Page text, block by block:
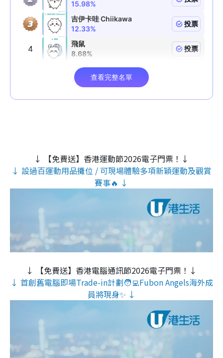
↓ 【免費送】香港運動節2026電子門票！↓
↓ 設過百運動用品攤位 / 可現場體驗多項新穎運動及觀賞
賽事🔥 ↓
↓ 【免費送】香港電腦通訊節2026電子門票！↓
↓ 首創舊電腦即場Trade-in計劃🧑‍💻Fubon Angels海外成
員將現身✨ ↓